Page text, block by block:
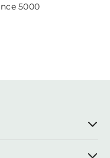
5000